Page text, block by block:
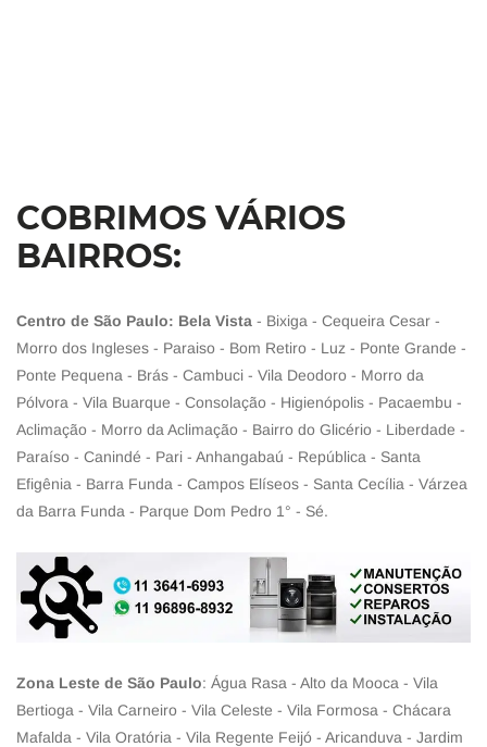
COBRIMOS VÁRIOS
BAIRROS:
Centro de São Paulo: Bela Vista - Bixiga - Cequeira Cesar -
Morro dos Ingleses - Paraiso - Bom Retiro - Luz - Ponte Grande -
Ponte Pequena - Brás - Cambuci - Vila Deodoro - Morro da
Pólvora - Vila Buarque - Consolação - Higienópolis - Pacaembu -
Aclimação - Morro da Aclimação - Bairro do Glicério - Liberdade -
Paraíso - Canindé - Pari - Anhangabaú - República - Santa
Efigênia - Barra Funda - Campos Elíseos - Santa Cecília - Várzea
da Barra Funda - Parque Dom Pedro 1° - Sé.
Zona Leste de São Paulo: Água Rasa - Alto da Mooca - Vila
Bertioga - Vila Carneiro - Vila Celeste - Vila Formosa - Chácara
Mafalda - Vila Oratória - Vila Regente Feijó - Aricanduva - Jardim